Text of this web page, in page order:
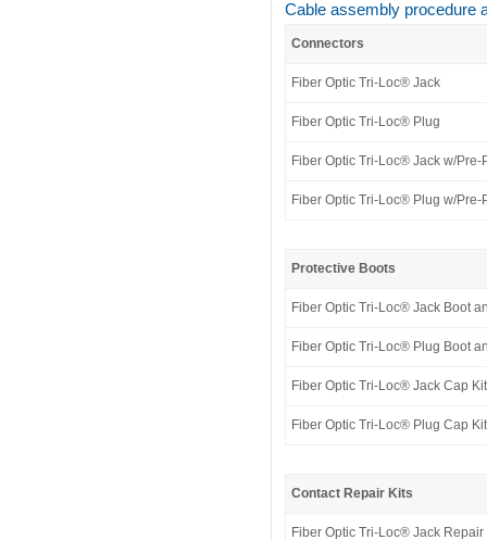
Cable assembly procedure
Connectors
Fiber Optic Tri-Loc® Jack
Fiber Optic Tri-Loc® Plug
Fiber Optic Tri-Loc® Jack w/
Fiber Optic Tri-Loc® Plug w/
Protective Boots
Fiber Optic Tri-Loc® Jack Boot
Fiber Optic Tri-Loc® Plug Boot
Fiber Optic Tri-Loc® Jack Cap Kit
Fiber Optic Tri-Loc® Plug Cap Kit
Contact Repair Kits
Fiber Optic Tri-Loc® Jack Repair